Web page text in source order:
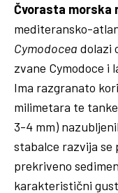
Čvorasta morska
mediteransko-
Cymodocea dolazi
zvane Cymodoce i
Ima razgranato
milimetara te
3-4 mm)
stabalce razvija se
prekriveno
karakteristični